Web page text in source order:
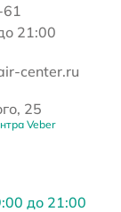
21:00
center.ru
25
Veber
до 21:00